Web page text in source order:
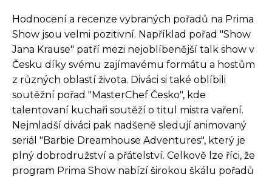
Hodnocení a recenze vybraných pořadů na Prima
Show jsou velmi pozitivní. Například pořad "Show
Jana Krause" patří mezi nejoblíbenější talk show v
Česku díky svému zajímavému formátu a hostům
z různých oblastí života. Diváci si také oblíbili
soutěžní pořad "MasterChef Česko", kde
talentovaní kuchaři soutěží o titul mistra vaření.
Nejmladší diváci pak nadšeně sledují animovaný
seriál "Barbie Dreamhouse Adventures", který je
plný dobrodružství a přátelství. Celkově lze říci, že
program Prima Show nabízí širokou škálu pořadů